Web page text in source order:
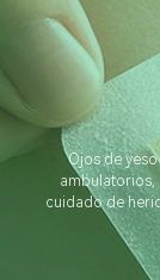
Ojos de
cuidado de